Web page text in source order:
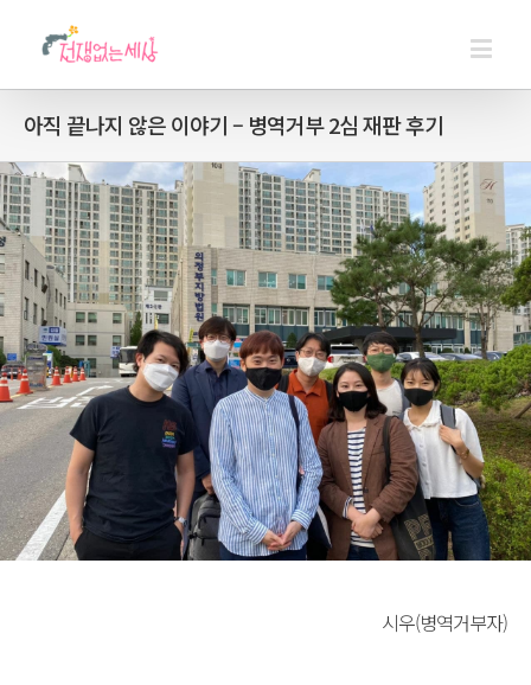
아직 끝나지 않은 이야기 – 병역거부 2심 재판 후기
시우(병역거부자)